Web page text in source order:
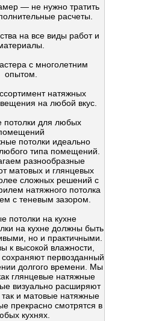
— не нужно тратить
расчеты.
на все виды работ и
с многолетним
опытом.
натяжных
на любой вкус.
потолки для любых
потолки идеально
типа помещений.
разнообразные
матовых и глянцевых
сложных решений с
натяжного потолка
с теневым зазором.
потолки на кухне
на кухне должны быть
но и практичными.
к высокой влажности,
первозданный
долгого времени. Мы
глянцевые натяжные
визуально расширяют
так и матовые натяжные
прекрасно смотрятся в
кухнях.